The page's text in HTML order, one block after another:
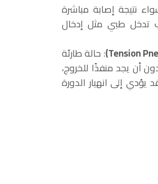
نتيجة إصابة مباشرة
تدخل طبي مثل إدخال
: حالة طارئة
أن يجد منفذًا للخروج،
إلى انهيار الدورة